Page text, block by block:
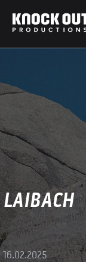
LAIBACH
16.02.2025